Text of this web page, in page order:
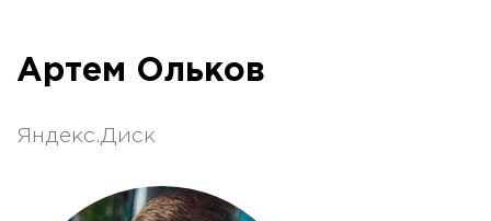
Артем Ольков
Яндекс.Диск